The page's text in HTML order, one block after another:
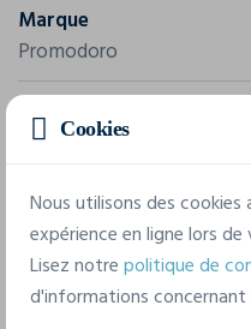
Marque
Promodoro
349
Composition
100% coton
6 tailles disponibles
Cookies
Nous utilisons des cookies
expérience en ligne lors
Lisez notrepolitique de
d'informations concernant